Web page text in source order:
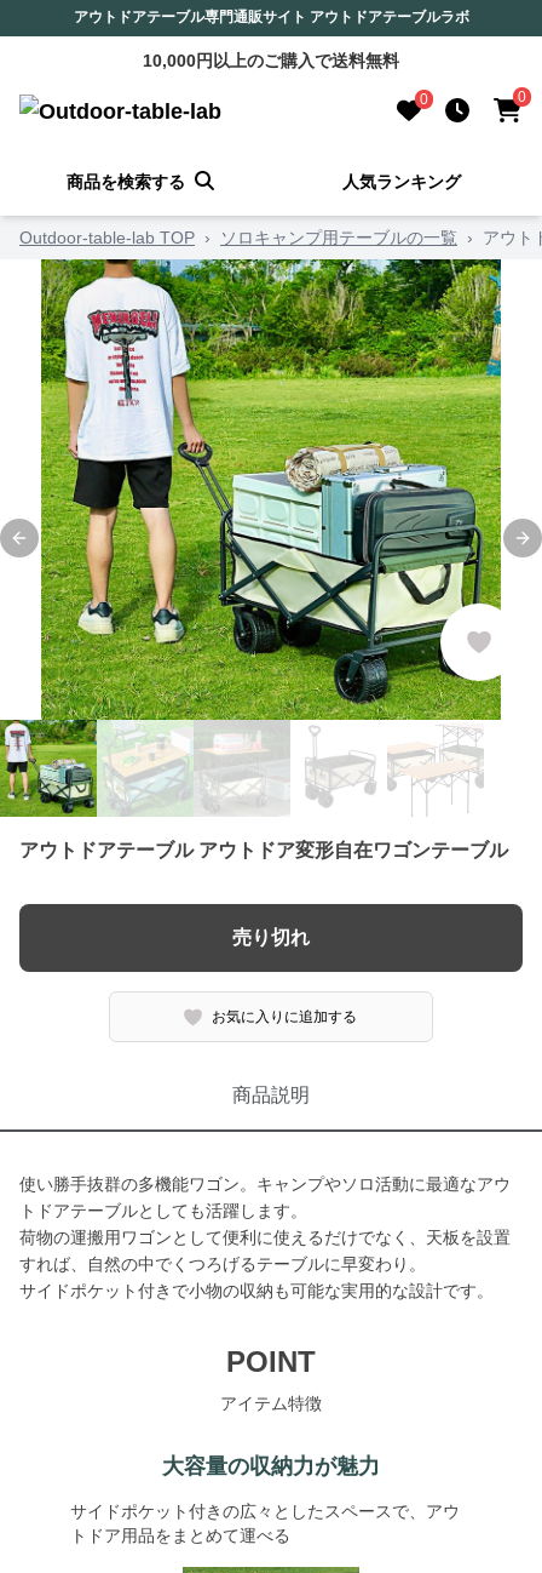
アウトドアテーブル専門通販サイト アウトドアテーブルラボ
10,000円以上のご購入で送料無料
0 0
商品を検索する 人気ランキング
Outdoor-table-lab TOP › ソロキャンプ用テーブルの一覧 › アウト
Previous slide
アウトドアテーブル アウトドア変形自在ワゴンテーブル
売り切れ
お気に入りに追加する
商品説明
使い勝手抜群の多機能ワゴン。キャンプやソロ活動に最適なアウ
トドアテーブルとしても活躍します。
荷物の運搬用ワゴンとして便利に使えるだけでなく、天板を設置
すれば、自然の中でくつろげるテーブルに早変わり。
サイドポケット付きで小物の収納も可能な実用的な設計です。
POINT
アイテム特徴
大容量の収納力が魅力
サイドポケット付きの広々としたスペースで、アウ
トドア用品をまとめて運べる